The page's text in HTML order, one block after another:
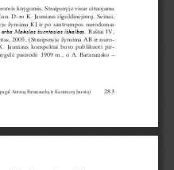
antaną Baranauską ir Kazimierą Jaunių) 283
knygomis. straipsnyje visur cituojama
D-ro K. Jauniaus išguldinėjimų. seinai,
žymima KJ ir po santrumpos nurodomas
Mokslas šventosios iškalbos. Raštai iV,
2005. (straipsnyje žymima aB ir nuro-
Jauniaus konspektai buvo publikuoti pir-
pasirodė 1909 m., o a. Baranausko –